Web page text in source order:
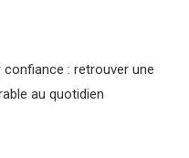
: retrouver une
au quotidien